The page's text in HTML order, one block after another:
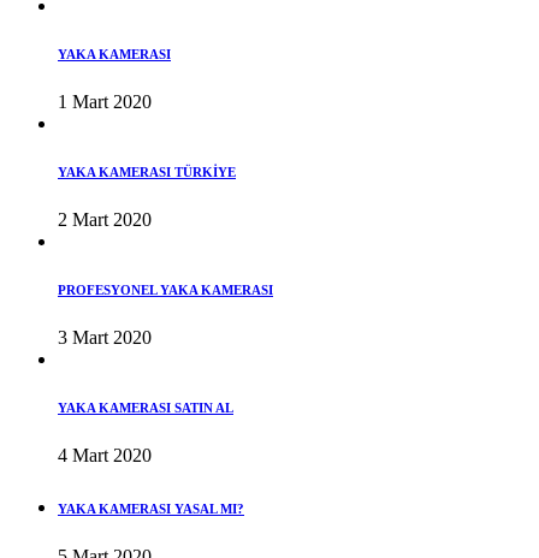
YAKA KAMERASI
1 Mart 2020
YAKA KAMERASI TÜRKİYE
2 Mart 2020
PROFESYONEL YAKA KAMERASI
3 Mart 2020
YAKA KAMERASI SATIN AL
4 Mart 2020
YAKA KAMERASI YASAL MI?